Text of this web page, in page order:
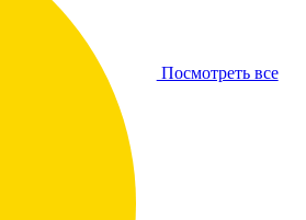
Посмотреть все